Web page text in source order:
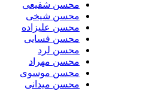
محسن شفیعی
محسن شیخی
محسن علیزاده
محسن فسایی
محسن لرد
محسن مهراد
محسن موسوی
محسن میدانی